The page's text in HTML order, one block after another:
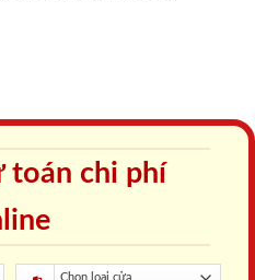
toán chi phí